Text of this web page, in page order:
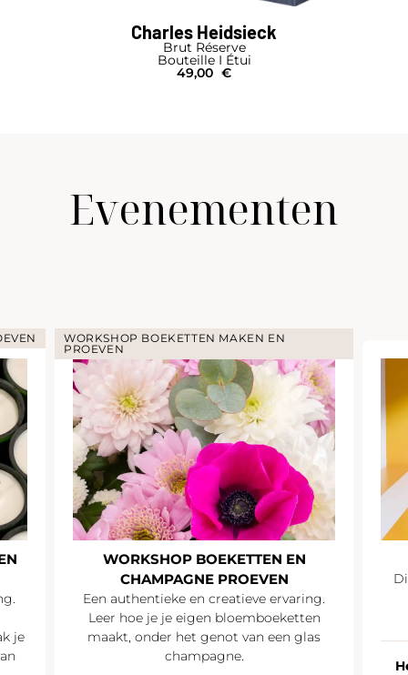
Charles Heidsieck
Brut Réserve
Bouteille I Étui
49,00 €
Evenementen
je
WORKSHOP BOEKETTEN MAKEN EN
PROEVEN
WORKSHOP BOEKETTEN EN
CHAMPAGNE PROEVEN
Een authentieke en creatieve ervaring.
Leer hoe je je eigen bloemboeketten
maakt, onder het genot van een glas
champagne.